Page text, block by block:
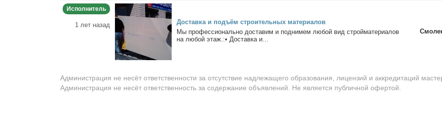
Исполнитель
1 лет назад
До­став­ка и подъ­ём стро­и­тель­ных ма­те­ри­а­лов
Мы про­фес­сио­наль­но до­ста­вим и под­ни­мем лю­бой вид строй­ма­те­ри­а­лов
на лю­бой этаж.:• До­став­ка и...
Администрация не несёт ответственности за отсутствие надлежащего образования, лицензий и аккредитаций
Администрация не несёт ответственность за содержание объявлений. Не является публичной офертой.